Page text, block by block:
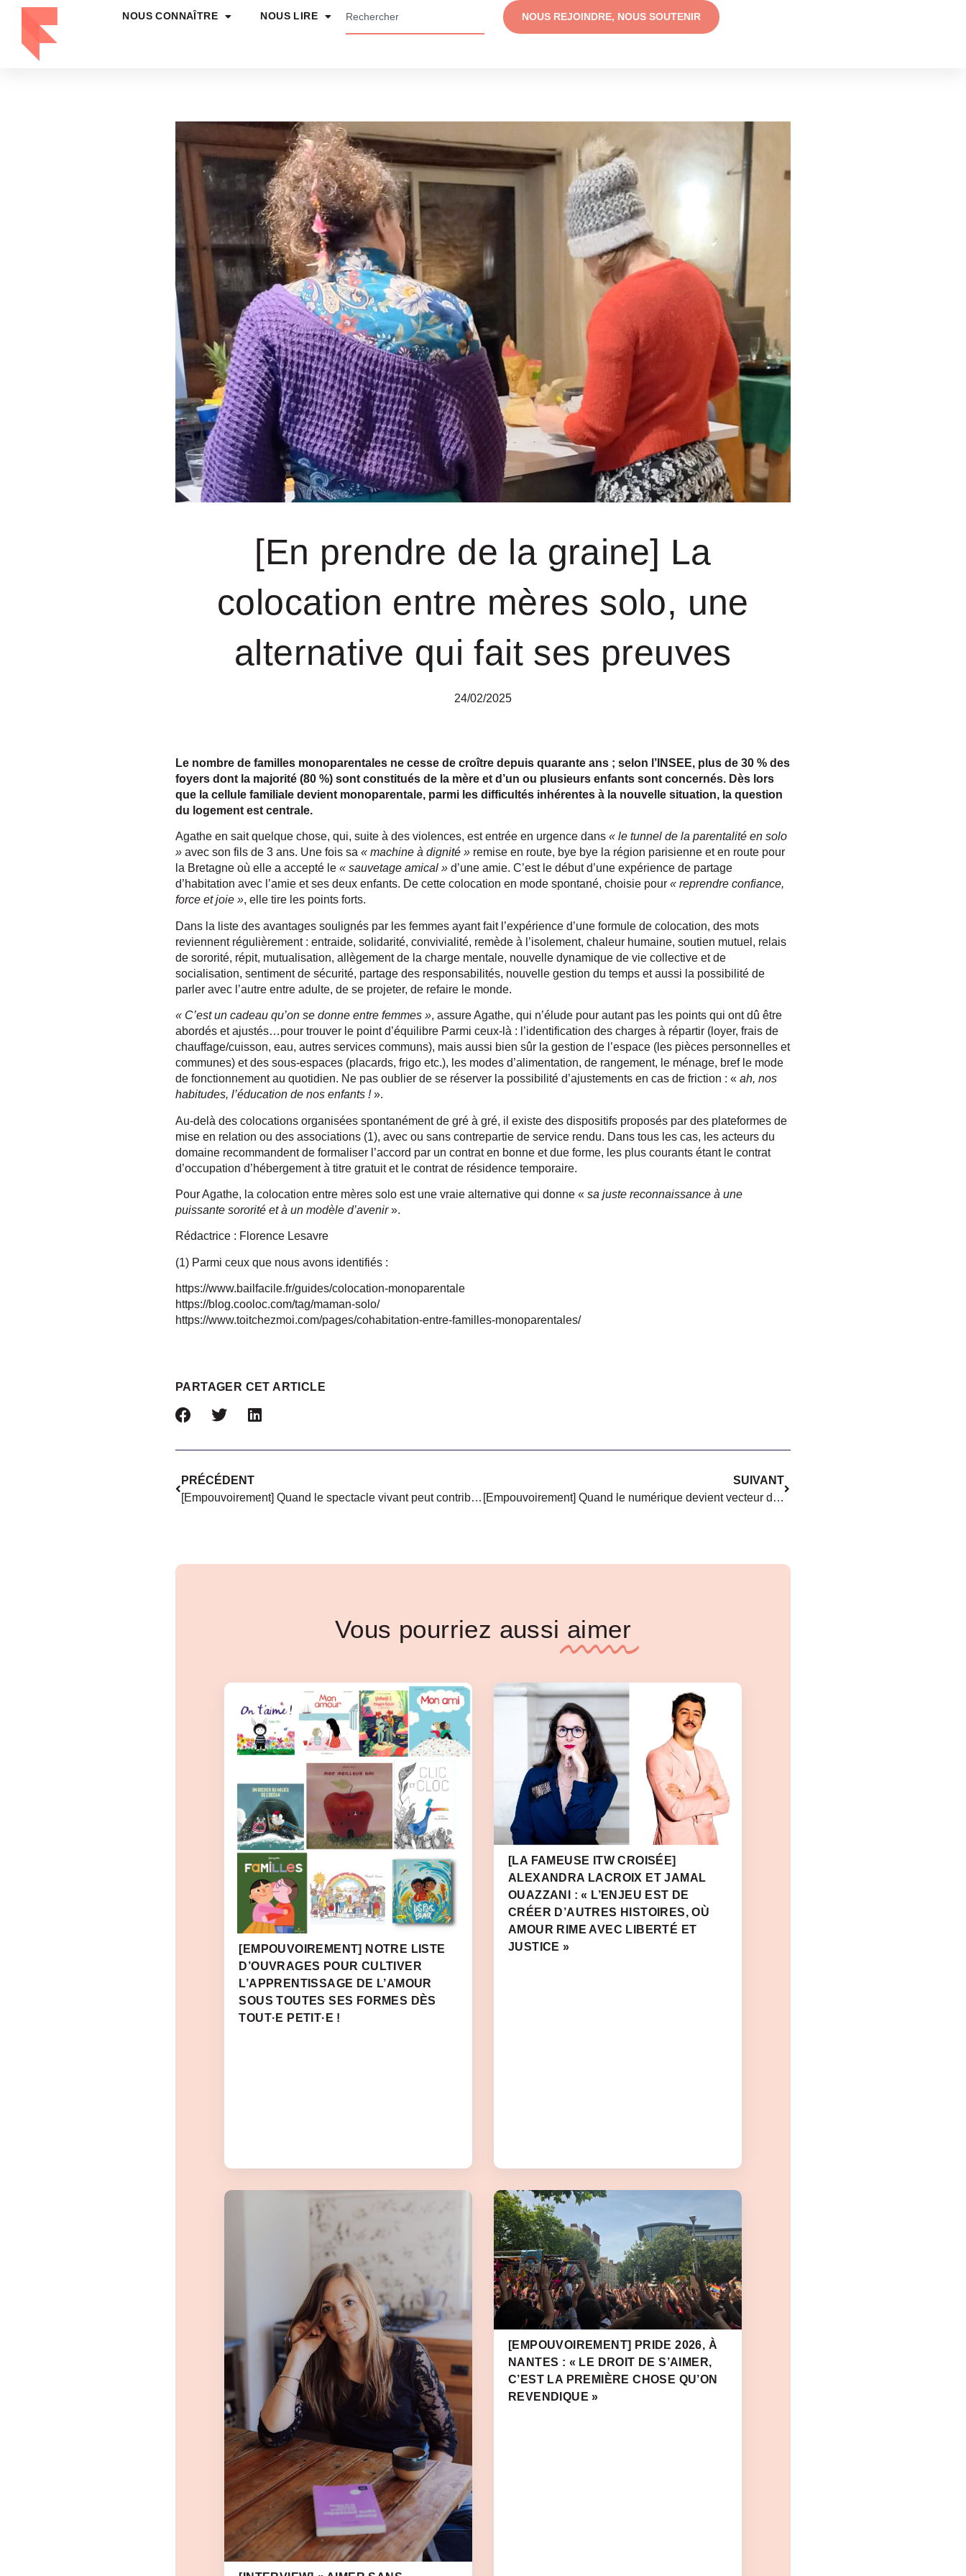
NOUS CONNAÎTRE NOUS LIRE NOUS REJOINDRE, NOUS SOUTENIR
[En prendre de la graine] La
colocation entre mères solo, une
alternative qui fait ses preuves
24/02/2025
Le nombre de familles monoparentales ne cesse de croître depuis quarante ans ; selon l’INSEE, plus de 30 % des
foyers dont la majorité (80 %) sont constitués de la mère et d’un ou plusieurs enfants sont concernés. Dès lors
que la cellule familiale devient monoparentale, parmi les difficultés inhérentes à la nouvelle situation, la question
du logement est centrale.
Agathe en sait quelque chose, qui, suite à des violences, est entrée en urgence dans « le tunnel de la parentalité en solo
» avec son fils de 3 ans. Une fois sa « machine à dignité » remise en route, bye bye la région parisienne et en route pour
la Bretagne où elle a accepté le « sauvetage amical » d’une amie. C’est le début d’une expérience de partage
d’habitation avec l’amie et ses deux enfants. De cette colocation en mode spontané, choisie pour « reprendre confiance,
force et joie », elle tire les points forts.
Dans la liste des avantages soulignés par les femmes ayant fait l’expérience d’une formule de colocation, des mots
reviennent régulièrement : entraide, solidarité, convivialité, remède à l’isolement, chaleur humaine, soutien mutuel, relais
de sororité, répit, mutualisation, allègement de la charge mentale, nouvelle dynamique de vie collective et de
socialisation, sentiment de sécurité, partage des responsabilités, nouvelle gestion du temps et aussi la possibilité de
parler avec l’autre entre adulte, de se projeter, de refaire le monde.
« C’est un cadeau qu’on se donne entre femmes », assure Agathe, qui n’élude pour autant pas les points qui ont dû être
abordés et ajustés…pour trouver le point d’équilibre Parmi ceux-là : l’identification des charges à répartir (loyer, frais de
chauffage/cuisson, eau, autres services communs), mais aussi bien sûr la gestion de l’espace (les pièces personnelles et
communes) et des sous-espaces (placards, frigo etc.), les modes d’alimentation, de rangement, le ménage, bref le mode
de fonctionnement au quotidien. Ne pas oublier de se réserver la possibilité d’ajustements en cas de friction : « ah, nos
habitudes, l’éducation de nos enfants !».
Au-delà des colocations organisées spontanément de gré à gré, il existe des dispositifs proposés par des plateformes de
mise en relation ou des associations (1), avec ou sans contrepartie de service rendu. Dans tous les cas, les acteurs du
domaine recommandent de formaliser l’accord par un contrat en bonne et due forme, les plus courants étant le contrat
d’occupation d’hébergement à titre gratuit et le contrat de résidence temporaire.
Pour Agathe, la colocation entre mères solo est une vraie alternative qui donne « sa juste reconnaissance à une
puissante sororité et à un modèle d’avenir».
Rédactrice : Florence Lesavre
(1) Parmi ceux que nous avons identifiés :
https://www.bailfacile.fr/guides/colocation-monoparentale
https://blog.cooloc.com/tag/maman-solo/
https://www.toitchezmoi.com/pages/cohabitation-entre-familles-monoparentales/
PARTAGER CET ARTICLE
PRÉCÉDENT
[Empouvoirement] Quand le spectacle vivant peut contribuer à prévenir les violences faites aux enfants
SUIVANT
[Empouvoirement] Quand le numérique devient vecteur d’émancipation
Vous pourriez aussi aimer
[EMPOUVOIREMENT] NOTRE LISTE
D’OUVRAGES POUR CULTIVER
L’APPRENTISSAGE DE L’AMOUR
SOUS TOUTES SES FORMES DÈS
TOUT·E PETIT·E !
[LA FAMEUSE ITW CROISÉE]
ALEXANDRA LACROIX ET JAMAL
OUAZZANI : « L’ENJEU EST DE
CRÉER D’AUTRES HISTOIRES, OÙ
AMOUR RIME AVEC LIBERTÉ ET
JUSTICE »
[EMPOUVOIREMENT] PRIDE 2026, À
NANTES : « LE DROIT DE S’AIMER,
C’EST LA PREMIÈRE CHOSE QU’ON
REVENDIQUE »